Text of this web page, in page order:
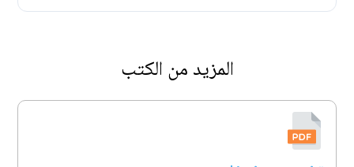
المزيد من الكتب